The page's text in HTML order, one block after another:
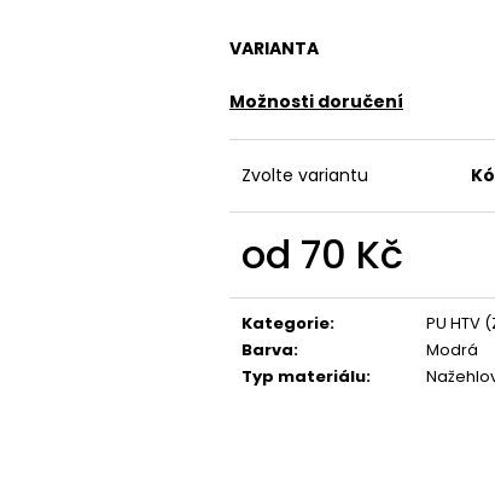
VARIANTA
Možnosti doručení
Zvolte variantu
od 70 Kč
cena:
Kategorie:
PU HTV
Barva:
Modrá
Typ materiálu: